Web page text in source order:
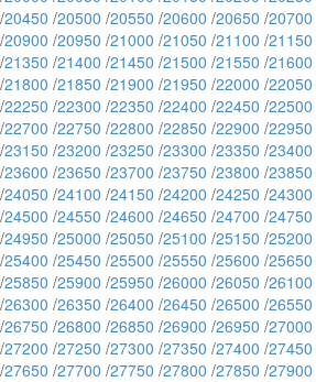
/20450 /20500 /20550 /20600 /20650 /20700
/20900 /20950 /21000 /21050 /21100 /21150
/21350 /21400 /21450 /21500 /21550 /21600
/21800 /21850 /21900 /21950 /22000 /22050
/22250 /22300 /22350 /22400 /22450 /22500
/22700 /22750 /22800 /22850 /22900 /22950
/23150 /23200 /23250 /23300 /23350 /23400
/23600 /23650 /23700 /23750 /23800 /23850
/24050 /24100 /24150 /24200 /24250 /24300
/24500 /24550 /24600 /24650 /24700 /24750
/24950 /25000 /25050 /25100 /25150 /25200
/25400 /25450 /25500 /25550 /25600 /25650
/25850 /25900 /25950 /26000 /26050 /26100
/26300 /26350 /26400 /26450 /26500 /26550
/26750 /26800 /26850 /26900 /26950 /27000
/27200 /27250 /27300 /27350 /27400 /27450
/27650 /27700 /27750 /27800 /27850 /27900